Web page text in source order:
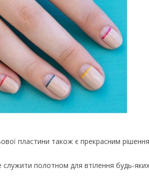
пластини також є прекрасним
полотном для втілення будь-яких